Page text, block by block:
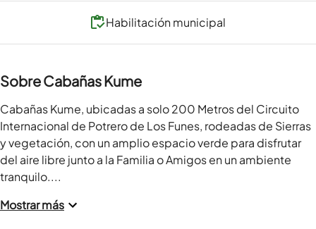
Habilitación municipal
Sobre Cabañas Kume
Cabañas Kume, ubicadas a solo 200 Metros del Circuito
Internacional de Potrero de Los Funes, rodeadas de Sierras
y vegetación, con un amplio espacio verde para disfrutar
del aire libre junto a la Familia o Amigos en un ambiente
tranquilo....
Mostrar más